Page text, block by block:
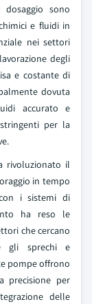
sono
e fluidi in
nei settori
degli
e costante di
dovuta
accurato e
per la
rivoluzionato il
in tempo
i sistemi di
ha reso le
che cercano
gli sprechi e
pompe offrono
precisione per
delle